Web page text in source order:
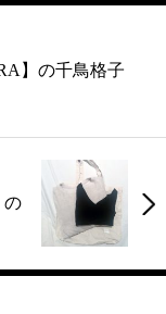
】の千鳥格子
の